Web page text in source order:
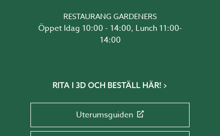
RESTAURANG GARDENERS
Öppet Idag 10:00 - 14:00, Lunch 11:00-
14:00
RITA I 3D OCH BESTÄLL HÄR!
Uterumsguiden